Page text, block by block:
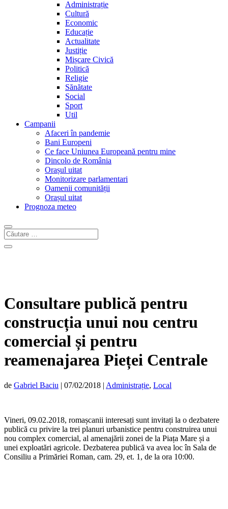
Administrație
Cultură
Economic
Educație
Actualitate
Justiție
Mișcare Civică
Politică
Religie
Sănătate
Social
Sport
Util
Campanii
Afaceri în pandemie
Bani Europeni
Ce face Uniunea Europeană pentru mine
Dincolo de România
Orașul uitat
Monitorizare parlamentari
Oamenii comunității
Orașul uitat
Prognoza meteo
Consultare publică pentru
construcția unui nou centru
comercial și pentru
reamenajarea Pieței Centrale
de Gabriel Baciu | 07/02/2018 | Administrație, Local
Vineri, 09.02.2018, romașcanii interesați sunt invitați la o dezbatere
publică cu privire la trei planuri urbanistice pentru construirea unui
nou complex comercial, al amenajării zonei de la Piața Mare și a
unei exploatări agricole. Dezbaterea publică va avea loc în Sala de
Consiliu a Primăriei Roman, cam. 29, et. 1, de la ora 10:00.